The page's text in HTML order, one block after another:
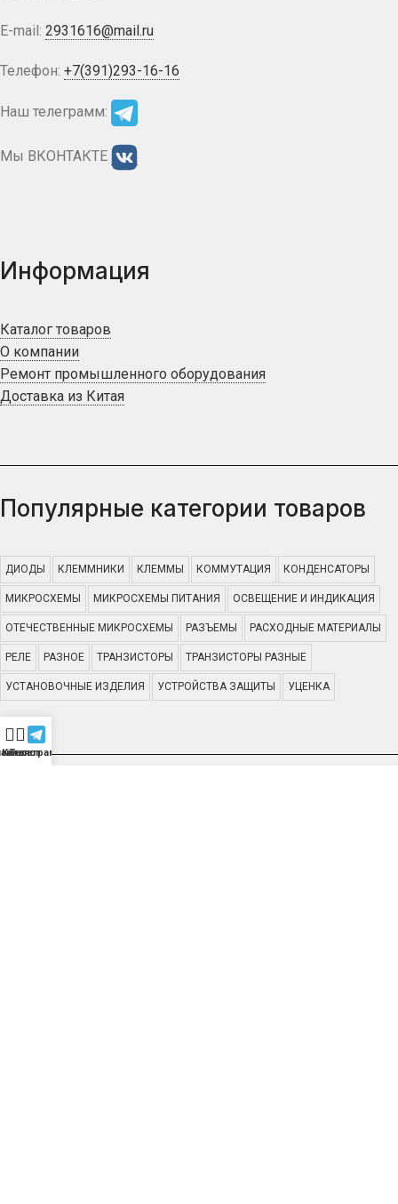
E-mail: 2931616@mail.ru
Телефон: +7(391)293-16-16
Наш телеграмм:
Мы ВКОНТАКТЕ
Информация
Каталог товаров
О компании
Ремонт промышленного оборудования
Доставка из Китая
Популярные категории товаров
ДИОДЫ КЛЕММНИКИ КЛЕММЫ КОММУТАЦИЯ КОНДЕНСАТОРЫ
МИКРОСХЕМЫ МИКРОСХЕМЫ ПИТАНИЯ ОСВЕЩЕНИЕ И ИНДИКАЦИЯ
ОТЕЧЕСТВЕННЫЕ МИКРОСХЕМЫ РАЗЪЕМЫ РАСХОДНЫЕ МАТЕРИАЛЫ
РЕЛЕ РАЗНОЕ ТРАНЗИСТОРЫ ТРАНЗИСТОРЫ РАЗНЫЕ
УСТАНОВОЧНЫЕ ИЗДЕЛИЯ УСТРОЙСТВА ЗАЩИТЫ УЦЕНКА
Каталог
Телеграмм